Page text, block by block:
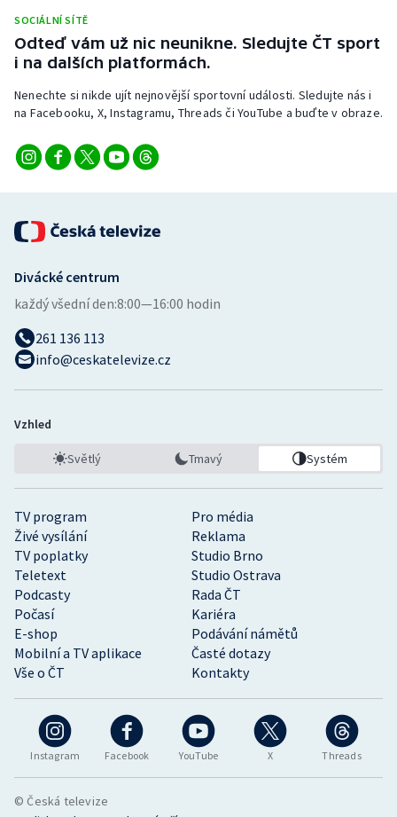
SOCIÁLNÍ SÍTĚ
Odteď vám už nic neunikne. Sledujte ČT sport
i na dalších platformách.
Nenechte si nikde ujít nejnovější sportovní události. Sledujte nás i
na Facebooku, X, Instagramu, Threads či YouTube a buďte v obraze.
Instagram Facebook YouTube X Threads
TV program
Pro média
Živé vysílání
Reklama
TV poplatky
Studio Brno
Teletext
Studio Ostrava
Podcasty
Rada ČT
Počasí
Kariéra
E-shop
Podávání námětů
Mobilní a TV aplikace
Časté dotazy
Vše o ČT
Kontakty
Divácké centrum
každý všední den:8:00—16:00 hodin
261 136 113
info@ceskatelevize.cz
Vzhled
Světlý Tmavý Systém
© Česká televize